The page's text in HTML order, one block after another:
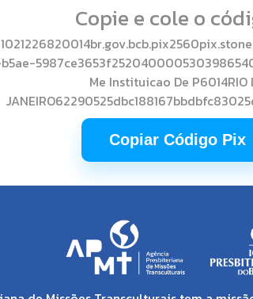
Copie e cole o
Me Instituicao De P6014RIO
Copiar Código Pix